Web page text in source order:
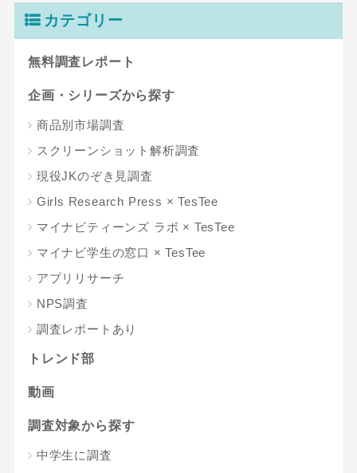
カテゴリー
無料調査レポート
企画・シリーズから探す
商品別市場調査
スクリーンショット解析調査
現役JKのぞき見調査
Girls Research Press × TesTee
マイナビティーンズ ラボ × TesTee
マイナビ学生の窓口 × TesTee
アプリリサーチ
NPS調査
調査レポートあり
トレンド部
動画
調査対象から探す
中学生に調査